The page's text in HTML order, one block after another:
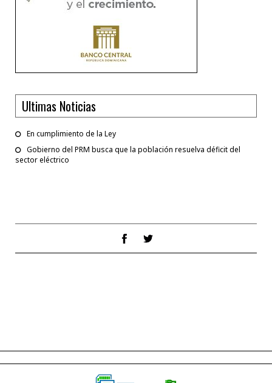
Ultimas Noticias
En cumplimiento de la Ley
Gobierno del PRM busca que la población resuelva déficit del
sector eléctrico